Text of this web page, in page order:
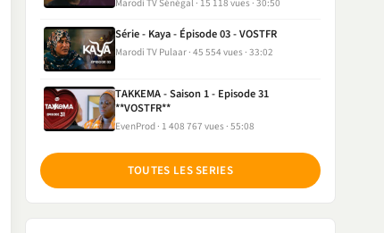
Marodi TV Sénégal 15 118 vues 30:50
Série - Kaya - Épisode 03 - VOSTFR
Marodi TV Pulaar 45 554 vues 33:02
TAKKEMA - Saison 1 - Episode 31
**VOSTFR**
EvenProd 1 408 767 vues 55:08
TOUTES LES SERIES